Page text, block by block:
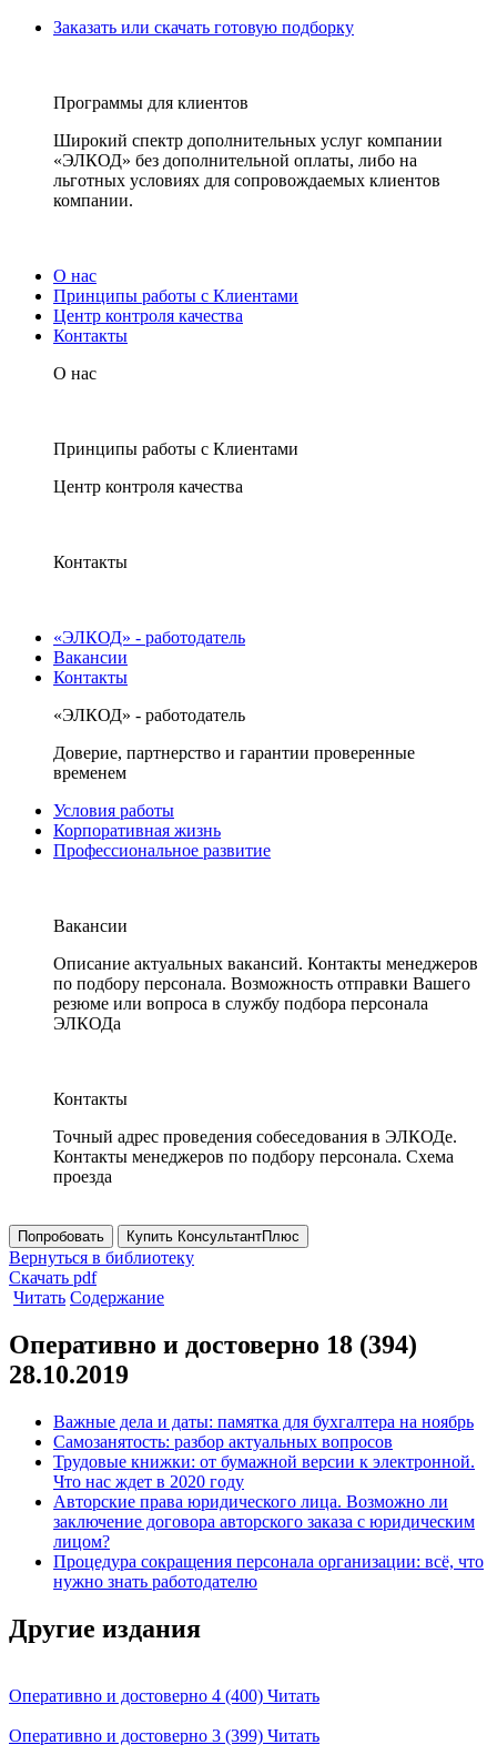
Заказать или скачать готовую подборку
Программы для клиентов
Широкий спектр дополнительных услуг компании
«ЭЛКОД» без дополнительной оплаты, либо на
льготных условиях для сопровождаемых клиентов
компании.
О нас
Принципы работы с Клиентами
Центр контроля качества
Контакты
О нас
Принципы работы с Клиентами
Центр контроля качества
Контакты
«ЭЛКОД» - работодатель
Вакансии
Контакты
«ЭЛКОД» - работодатель
Доверие, партнерство и гарантии проверенные
временем
Условия работы
Корпоративная жизнь
Профессиональное развитие
Вакансии
Описание актуальных вакансий. Контакты менеджеров
по подбору персонала. Возможность отправки Вашего
резюме или вопроса в службу подбора персонала
ЭЛКОДа
Контакты
Точный адрес проведения собеседования в ЭЛКОДе.
Контакты менеджеров по подбору персонала. Схема
проезда
Попробовать Купить КонсультантПлюс
Вернуться в библиотеку
Скачать pdf
Читать Содержание
Оперативно и достоверно 18 (394)
28.10.2019
Важные дела и даты: памятка для бухгалтера на ноябрь
Самозанятость: разбор актуальных вопросов
Трудовые книжки: от бумажной версии к электронной.
Что нас ждет в 2020 году
Авторские права юридического лица. Возможно ли
заключение договора авторского заказа с юридическим
лицом?
Процедура сокращения персонала организации: всё, что
нужно знать работодателю
Другие издания
Оперативно и достоверно 4 (400) Читать
Оперативно и достоверно 3 (399) Читать